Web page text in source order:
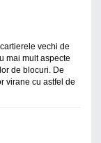
vechi de
mai mult aspecte
de blocuri. De
virane cu astfel de